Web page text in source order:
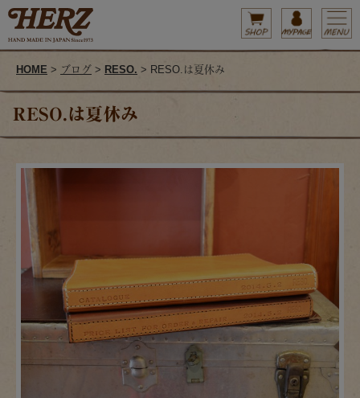
HOME > ブログ > RESO. > RESO.は夏休み
RESO.は夏休み